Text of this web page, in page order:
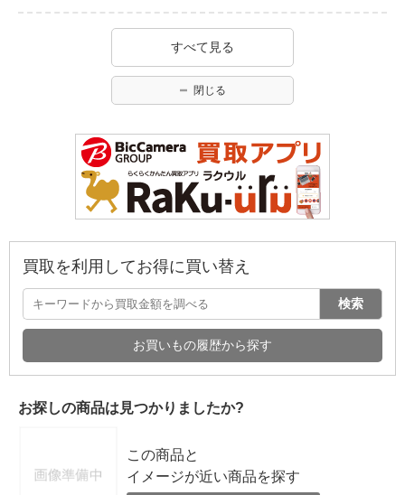
すべて見る
閉じる
買取を利用してお得に買い替え
検索
お買いもの履歴から探す
お探しの商品は見つかりましたか?
この商品と
イメージが近い商品を探す